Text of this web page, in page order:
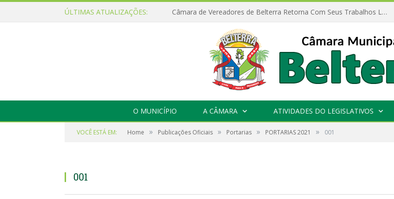
ÚLTIMAS ATUALIZAÇÕES: Câmara de Vereadores de Belterra Retorna Com Seus Trabalhos Legislativos
O MUNICÍPIO A CÂMARA ATIVIDADES DO LEGISLATIVOS
VOCÊ ESTÁ EM: Home » Publicações Oficiais » Portarias » PORTARIAS 2021 » 001
001